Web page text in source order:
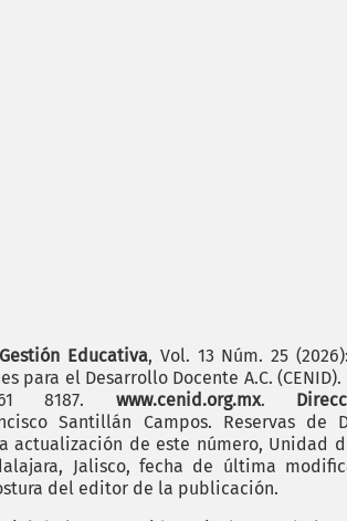
Educativa, Vol. 13 Núm. 25
el Desarrollo Docente A.C. (CENID).
8187. www.cenid.org.mx.
Santillán Campos. Reservas de
actualización de este número, Unidad
Jalisco, fecha de última
del editor de la publicación.